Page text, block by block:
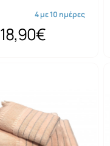
4 με 10 ημέρες
18,90€